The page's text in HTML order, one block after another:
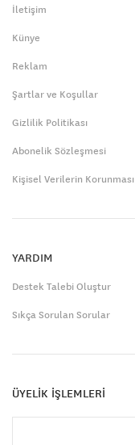
İletişim
Künye
Reklam
Şartlar ve Koşullar
Gizlilik Politikası
Abonelik Sözleşmesi
Kişisel Verilerin Korunması
YARDIM
Destek Talebi Oluştur
Sıkça Sorulan Sorular
ÜYELİK İŞLEMLERİ